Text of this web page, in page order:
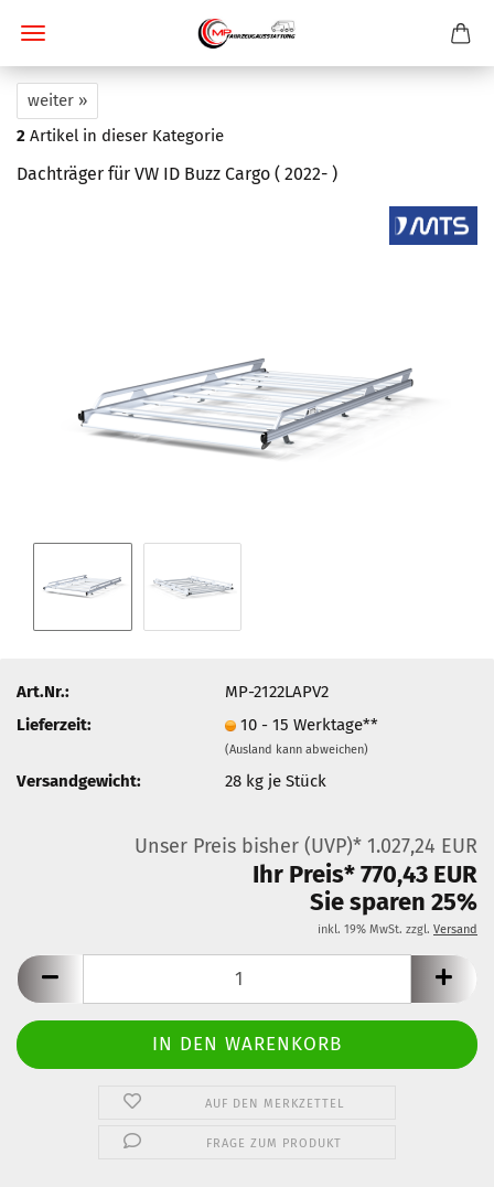
weiter »
2 Artikel in dieser Kategorie
Dachträger für VW ID Buzz Cargo ( 2022- )
Art.Nr.:
MP-2122LAPV2
Lieferzeit:
10 - 15 Werktage**
(Ausland kann abweichen)
Versandgewicht: 28 kg je Stück
Unser Preis bisher (UVP)* 1.027,24 EUR
Ihr Preis* 770,43 EUR
Sie sparen 25%
inkl. 19% MwSt. zzgl. Versand
AUF DEN MERKZETTEL
FRAGE ZUM PRODUKT